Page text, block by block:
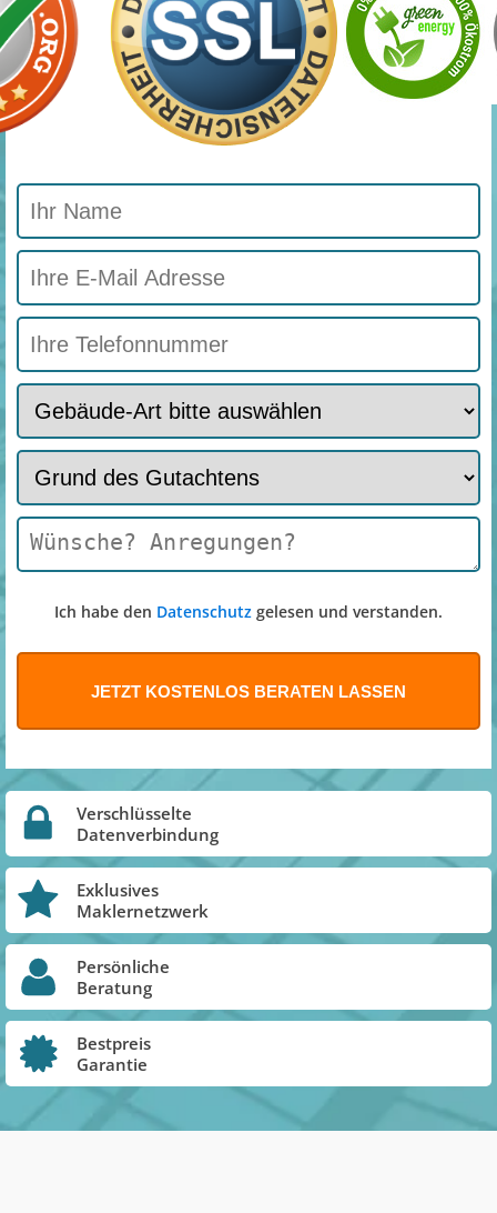
Ich habe den Datenschutz gelesen und verstanden.
Verschlüsselte
Datenverbindung
Exklusives
Maklernetzwerk
Persönliche
Beratung
Bestpreis
Garantie